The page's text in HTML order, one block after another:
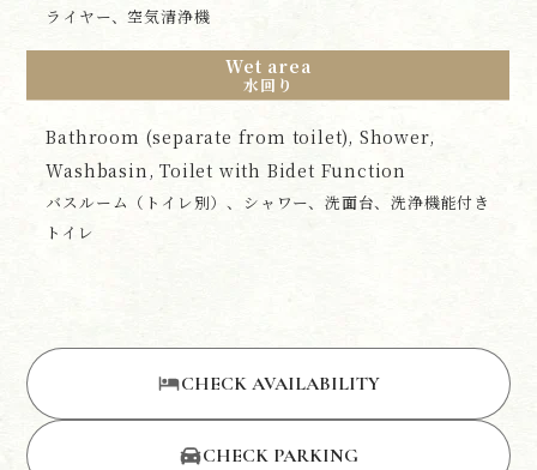
ライヤー、空気清浄機
Wet area
水回り
Bathroom (separate from toilet), Shower,
Washbasin, Toilet with Bidet Function
バスルーム（トイレ別）、シャワー、洗面台、洗浄機能付き
トイレ
CHECK AVAILABILITY
CHECK PARKING